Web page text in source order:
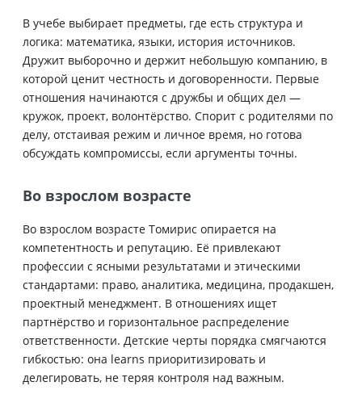
В учебе выбирает предметы, где есть структура и
логика: математика, языки, история источников.
Дружит выборочно и держит небольшую компанию, в
которой ценит честность и договоренности. Первые
отношения начинаются с дружбы и общих дел —
кружок, проект, волонтёрство. Спорит с родителями по
делу, отстаивая режим и личное время, но готова
обсуждать компромиссы, если аргументы точны.
Во взрослом возрасте
Во взрослом возрасте Томирис опирается на
компетентность и репутацию. Её привлекают
профессии с ясными результатами и этическими
стандартами: право, аналитика, медицина, продакшен,
проектный менеджмент. В отношениях ищет
партнёрство и горизонтальное распределение
ответственности. Детские черты порядка смягчаются
гибкостью: она learns приоритизировать и
делегировать, не теряя контроля над важным.